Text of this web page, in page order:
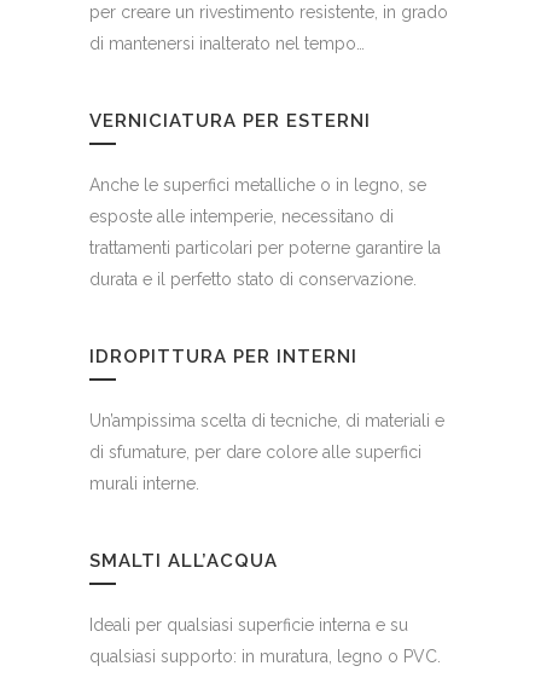
per creare un rivestimento resistente, in grado
di mantenersi inalterato nel tempo…
VERNICIATURA PER ESTERNI
Anche le superfici metalliche o in legno, se
esposte alle intemperie, necessitano di
trattamenti particolari per poterne garantire la
durata e il perfetto stato di conservazione.
IDROPITTURA PER INTERNI
Un’ampissima scelta di tecniche, di materiali e
di sfumature, per dare colore alle superfici
murali interne.
SMALTI ALL’ACQUA
Ideali per qualsiasi superficie interna e su
qualsiasi supporto: in muratura, legno o PVC.